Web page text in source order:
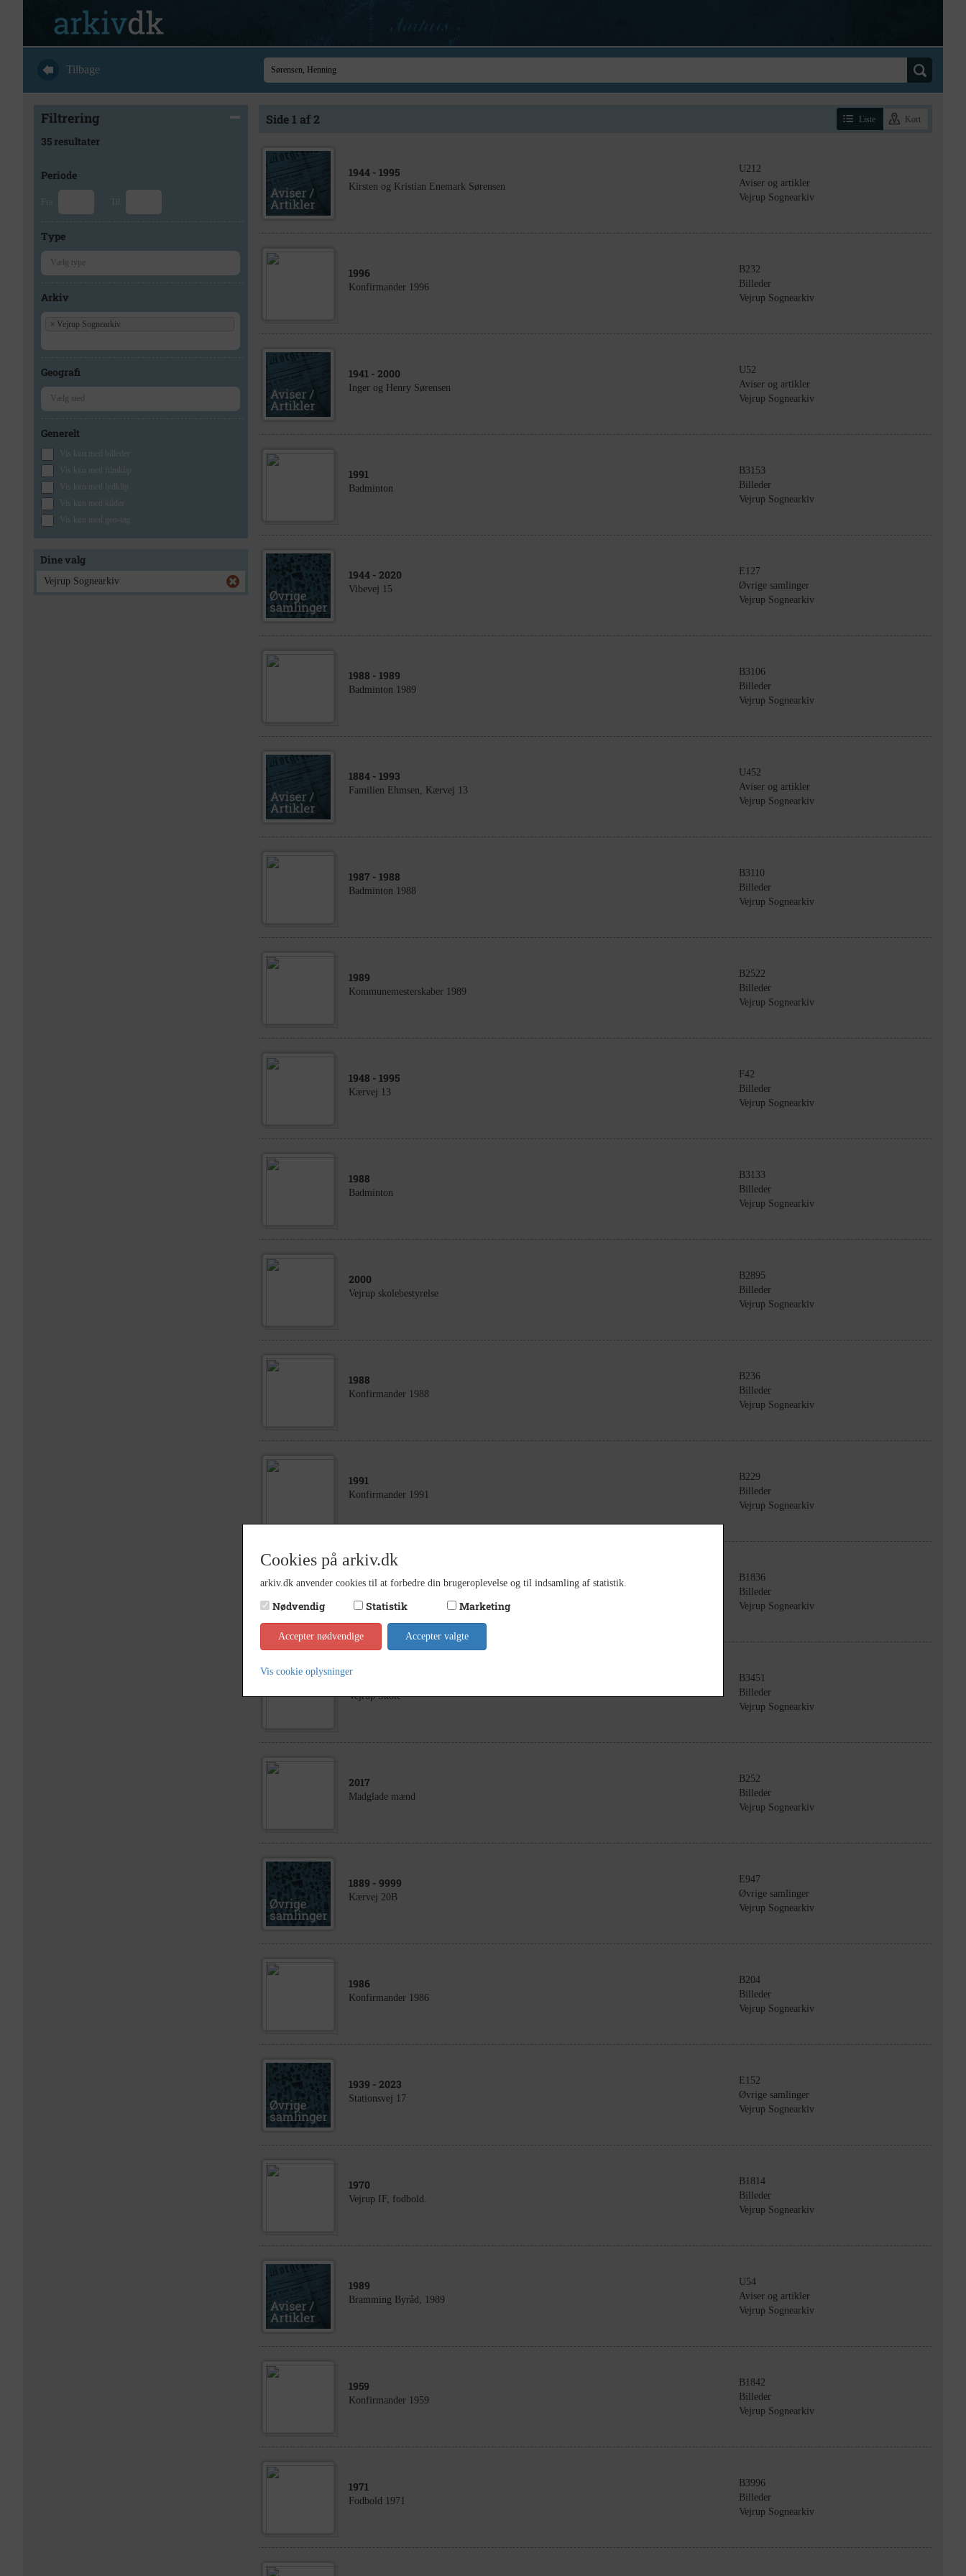
Tilbage
Filtrering
35 resultater
Periode
Fra Til
Type
Arkiv
× Vejrup Sognearkiv
Geografi
Generelt
Vis kun med billeder
Vis kun med filmklip
Vis kun med lydklip
Vis kun med kilder
Vis kun med geo-tag
Dine valg
Vejrup Sognearkiv
Side 1 af 2 Liste Kort
1944 - 1995
Kirsten og Kristian Enemark Sørensen
U212
Aviser og artikler
Vejrup Sognearkiv
1996
Konfirmander 1996
B232
Billeder
Vejrup Sognearkiv
1941 - 2000
Inger og Henry Sørensen
U52
Aviser og artikler
Vejrup Sognearkiv
1991
Badminton
B3153
Billeder
Vejrup Sognearkiv
1944 - 2020
Vibevej 15
E127
Øvrige samlinger
Vejrup Sognearkiv
1988 - 1989
Badminton 1989
B3106
Billeder
Vejrup Sognearkiv
1884 - 1993
Familien Ehmsen, Kærvej 13
U452
Aviser og artikler
Vejrup Sognearkiv
1987 - 1988
Badminton 1988
B3110
Billeder
Vejrup Sognearkiv
1989
Kommunemesterskaber 1989
B2522
Billeder
Vejrup Sognearkiv
1948 - 1995
Kærvej 13
F42
Billeder
Vejrup Sognearkiv
1988
Badminton
B3133
Billeder
Vejrup Sognearkiv
2000
Vejrup skolebestyrelse
B2895
Billeder
Vejrup Sognearkiv
1988
Konfirmander 1988
B236
Billeder
Vejrup Sognearkiv
1991
Konfirmander 1991
B229
Billeder
Vejrup Sognearkiv
1960
B1836
Billeder
Vejrup Sognearkiv
Vejrup Skole
B3451
Billeder
Vejrup Sognearkiv
2017
Madglade mænd
B252
Billeder
Vejrup Sognearkiv
1889 - 9999
Kærvej 20B
E947
Øvrige samlinger
Vejrup Sognearkiv
1986
Konfirmander 1986
B204
Billeder
Vejrup Sognearkiv
1939 - 2023
Stationsvej 17
E152
Øvrige samlinger
Vejrup Sognearkiv
1970
Vejrup IF, fodbold.
B1814
Billeder
Vejrup Sognearkiv
1989
Bramming Byråd, 1989
U54
Aviser og artikler
Vejrup Sognearkiv
1959
Konfirmander 1959
B1842
Billeder
Vejrup Sognearkiv
1971
Fodbold 1971
B3996
Billeder
Vejrup Sognearkiv
Cookies på arkiv.dk
arkiv.dk anvender cookies til at forbedre din brugeroplevelse og til indsamling af statistik.
Nødvendig Statistik Marketing
Accepter nødvendige Accepter valgte
Vis cookie oplysninger